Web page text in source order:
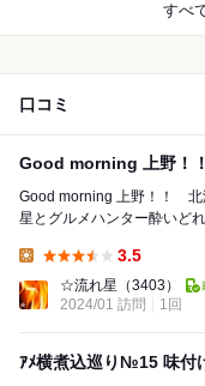
すべ
口コミ
Good morning 上野！
Good morning 上野！！ 北
星とグルメハンター酔いど
3.5
☆流れ星 （3403）
2024/01 訪問
1回
ｱﾒ横煮込巡り№15 味付